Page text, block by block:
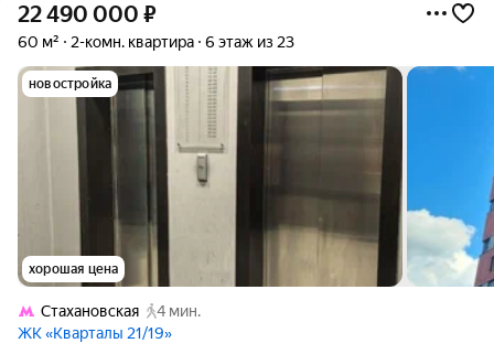
22 490 000 ₽
60 м² 2-комн. квартира 6 этаж из 23
новостройка
хорошая цена
Стахановская
4 мин.
ЖК «Кварталы 21/19»